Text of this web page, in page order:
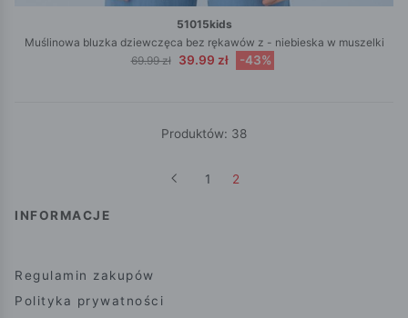
51015kids
Muślinowa bluzka dziewczęca bez rękawów z - niebieska w muszelki
69.99 zł
39.99 zł -43%
Produktów: 38
1 2
INFORMACJE
Regulamin zakupów
Polityka prywatności